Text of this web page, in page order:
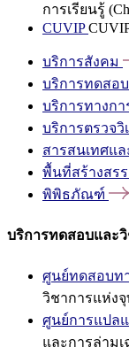
การเรียนรู้
CUVIP
บริการสังคม
บริการทดสอ
บริการทางก
บริการตรวจ
สารสนเทศแ
พื้นที่สร้างสร
พิพิธภัณฑ์
บริการทดสอบและ
ศูนย์ทดสอบท
วิชาการแห่งจุ
ศูนย์การแปล
และการล่าม